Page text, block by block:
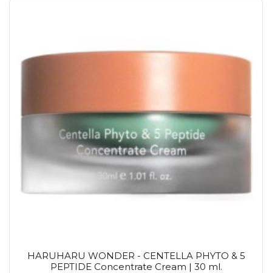
HARUHARU WONDER - CENTELLA PHYTO & 5
PEPTIDE Concentrate Cream | 30 ml.